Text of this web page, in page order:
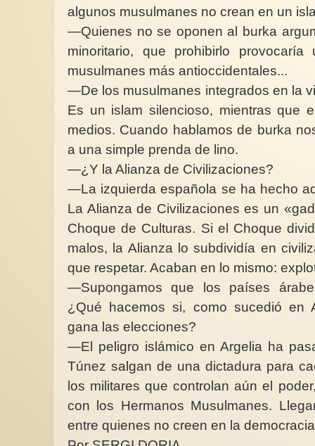
algunos musulmanes no crean en un
—Quienes no se oponen al burka
minoritario, que prohibirlo
musulmanes más antioccidentales...
—De los musulmanes integrados en la
Es un islam silencioso, mientras que
medios. Cuando hablamos de burka
a una simple prenda de lino.
—¿Y la Alianza de Civilizaciones?
—La izquierda española se ha hecho
La Alianza de Civilizaciones es un
Choque de Culturas. Si el Choque
malos, la Alianza lo subdividía en
que respetar. Acaban en lo mismo:
—Supongamos que los países
¿Qué hacemos si, como sucedió en
gana las elecciones?
—El peligro islámico en Argelia ha
Túnez salgan de una dictadura para
los militares que controlan aún el
con los Hermanos Musulmanes.
entre quienes no creen en la